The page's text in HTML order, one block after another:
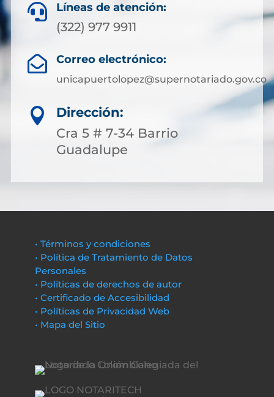
 Líneas de atención:
(322) 977 9911
 Correo electrónico:
unicapuertolopez@supernotariado.gov.co

Dirección:
Cra 5 # 7-34 Barrio
Guadalupe
• Términos y condiciones
• Política de Tratamiento de Datos
Personales
• Políticas de derechos de autor
• Certificado de Accesibilidad
• Políticas de Privacidad Web
• Mapa del Sitio